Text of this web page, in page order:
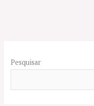
Pesquisar